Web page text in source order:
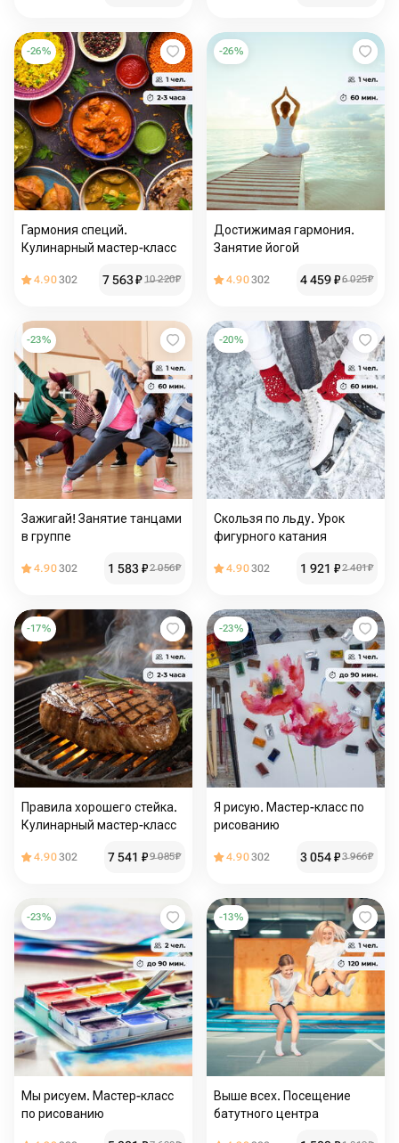
-26%
Гармония специй.
Кулинарный мастер-класс
4.90302 7 563₽ 10 220₽
-26%
Достижимая гармония.
Занятие йогой
4.90302 4 459₽6 025₽
-23%
Зажигай! Занятие танцами
в группе
4.90302 1 583₽2 056₽
-20%
Скользя по льду. Урок
фигурного катания
4.90302 1 921 ₽2 401₽
-17%
Правила хорошего стейка.
Кулинарный мастер-класс
4.90302 7 541 ₽9 085₽
-23%
Я рисую. Мастер-класс по
рисованию
4.90302 3 054₽3 966₽
-23%
Мы рисуем. Мастер-класс
по рисованию
-13%
Выше всех. Посещение
батутного центра